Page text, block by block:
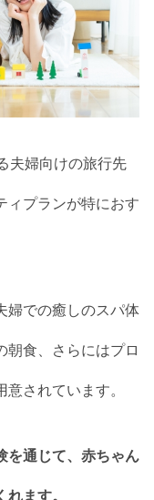
夫婦向けの旅行先
ィプランが特におす
婦での癒しのスパ体
朝食、さらにはプロ
されています。
を通じて、赤ちゃん
ます。